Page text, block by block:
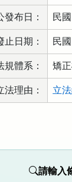
發布日： 民
止日期： 民
規體系： 矯
法理由： 立
請輸入